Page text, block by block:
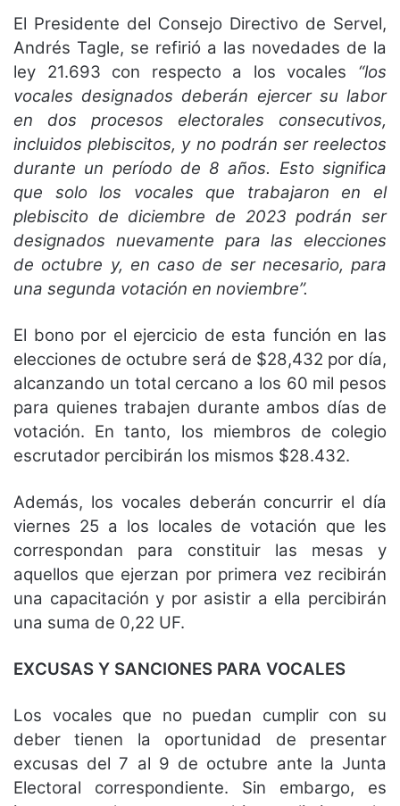
El Presidente del Consejo Directivo de Servel,
Andrés Tagle, se refirió a las novedades de la
ley 21.693 con respecto a los vocales “los
vocales designados deberán ejercer su labor
en dos procesos electorales consecutivos,
incluidos plebiscitos, y no podrán ser reelectos
durante un período de 8 años. Esto significa
que solo los vocales que trabajaron en el
plebiscito de diciembre de 2023 podrán ser
designados nuevamente para las elecciones
de octubre y, en caso de ser necesario, para
una segunda votación en noviembre”.
El bono por el ejercicio de esta función en las
elecciones de octubre será de $28,432 por día,
alcanzando un total cercano a los 60 mil pesos
para quienes trabajen durante ambos días de
votación. En tanto, los miembros de colegio
escrutador percibirán los mismos $28.432.
Además, los vocales deberán concurrir el día
viernes 25 a los locales de votación que les
correspondan para constituir las mesas y
aquellos que ejerzan por primera vez recibirán
una capacitación y por asistir a ella percibirán
una suma de 0,22 UF.
EXCUSAS Y SANCIONES PARA VOCALES
Los vocales que no puedan cumplir con su
deber tienen la oportunidad de presentar
excusas del 7 al 9 de octubre ante la Junta
Electoral correspondiente. Sin embargo, es